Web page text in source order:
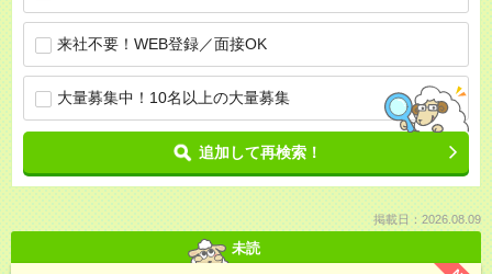
来社不要！WEB登録／面接OK
大量募集中！10名以上の大量募集
追加して再検索！
掲載日：2026.08.09
未読